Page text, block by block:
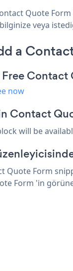
Quote Form
veya
a
now
Contact
will be
Quote Form
Form 'in